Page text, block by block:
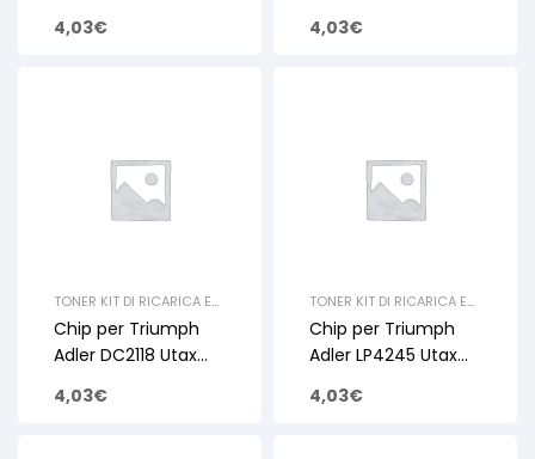
4,03€ 4,03€
TONER KIT DI RICARICA E
RIGENERAZIONE
UTAX
CHIP, TRIUMPH ADLER,
CHIP
Chip per Triumph
Adler DC2118 Utax
4,03€
TONER KIT DI RICARICA E
RIGENERAZIONE
UTAX
CHIP, TRIUMPH ADLER,
CHIP
Chip per Triumph
Adler LP4245 Utax
4,03€